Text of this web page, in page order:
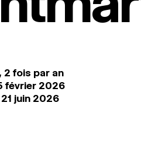
2 fois par an
février 2026
21 juin 2026